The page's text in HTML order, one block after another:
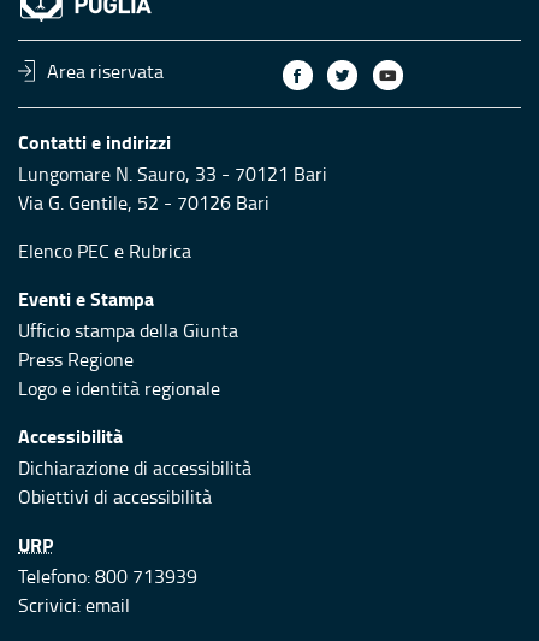
Area riservata
Contatti e indirizzi
Lungomare N. Sauro, 33 - 70121 Bari
Via G. Gentile, 52 - 70126 Bari
Elenco PEC e Rubrica
Eventi e Stampa
Ufficio stampa della Giunta
Press Regione
Logo e identità regionale
Accessibilità
Dichiarazione di accessibilità
Obiettivi di accessibilità
URP
Telefono: 800 713939
Scrivici:email